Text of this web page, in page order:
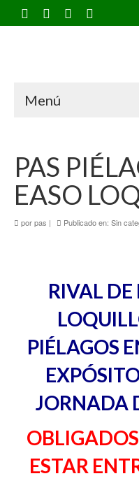
Menú
PAS
EASO
porpas | Publicado en: Sin
RIVAL DE
PIÉLAGOS
JORNADA
OBLIGADOS
ESTAR